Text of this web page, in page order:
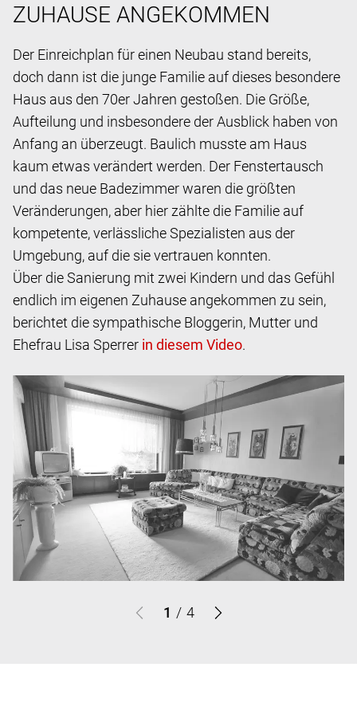
ZUHAUSE ANGEKOMMEN
Der Einreichplan für einen Neubau stand bereits,
doch dann ist die junge Familie auf dieses besondere
Haus aus den 70er Jahren gestoßen. Die Größe,
Aufteilung und insbesondere der Ausblick haben von
Anfang an überzeugt. Baulich musste am Haus
kaum etwas verändert werden. Der Fenstertausch
und das neue Badezimmer waren die größten
Veränderungen, aber hier zählte die Familie auf
kompetente, verlässliche Spezialisten aus der
Umgebung, auf die sie vertrauen konnten.
Über die Sanierung mit zwei Kindern und das Gefühl
endlich im eigenen Zuhause angekommen zu sein,
berichtet die sympathische Bloggerin, Mutter und
Ehefrau Lisa Sperrer
.
1 / 4